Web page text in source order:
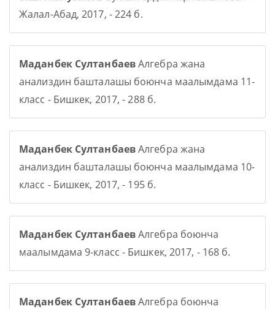
Жалал-Абад, 2017, - 224 б.
Маданбек СултанбаевАлгебра жана
анализдин башталашы боюнча маалымдама 11-
класс - Бишкек, 2017, - 288 б.
Маданбек СултанбаевАлгебра жана
анализдин башталашы боюнча маалымдама 10-
класс - Бишкек, 2017, - 195 б.
Маданбек СултанбаевАлгебра боюнча
маалымдама 9-класс - Бишкек, 2017, - 168 б.
Маданбек СултанбаевАлгебра боюнча